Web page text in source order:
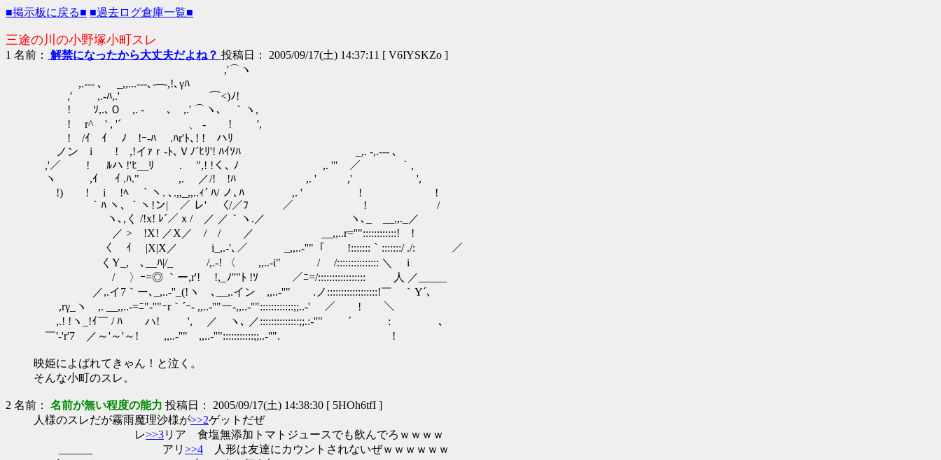
■掲示板に戻る■ ■過去ログ倉庫一覧■
三途の川の小野塚小町スレ
1 名前： 解禁になったから大丈夫だよね？ 投稿日： 2005/09/17(土) 14:37:11 [ V6IYSKZo ]
,'⌒ヽ
,.-‐- ､ _,,...-‐-､-─-,!､γﾊ
,' ,.-ﾊ,.' ⌒<)ﾉ!
! ｿ,.､Ｏ ,. - ､ ,.' ⌒ヽ､ ｀ヽ,
! r^ゝ' , '´ 、 - ! ',
! /ｲ ｲ ﾉ !ｰ-ﾊ .ﾊr'ﾄ､! ! ハﾘ
ノン i ! ,!イｧｒ‐ﾄ､Ｖﾉ´ﾋﾘ'! ﾊｲｿﾊ _,. -,.-‐- ､
,'／ ! ﾙハ !'ﾋ__ﾘ . ",! !く､ ﾉ ,. '" ／ ｀,
ヽ ,ｲ ｲ .ﾊ." ,. ／/! !ﾊ ,. ' ,' ',
!) ! i !ﾍ ｀ヽ. ､.,,_,,..ｨ´ ﾊ/ ノ､ﾊ ,. ' ! !
｀ﾊ ヽ､ ｀ヽ!ン| ／ レ' 〈/／ﾌ ／ ! /
ゝ ヽ､,く /!x! ﾚ´／ｘ/ ／ ／｀ヽ.／ ヽ､_ __,,._／
／ > !X! ／X／ / / ／ __,,..r=''"::::::::::::! !
〈 ｲ |X|X／ i_,.-'､／ _,,..-''"「 !:::::::｀:::::::/ ./: ／
くY_,ゝ､__ﾊ|/_ /,.-! 〈 ,,..-i" / /::::::::::::::: ＼ i
/ 〉ｰ=◎ ｀ー,r'! !,_ﾉ''"ﾄ !ｿ ／ﾆ=/::::::::::::::::: 人 ／_____
／,.イ7｀ー､_,..-''_(!ヽゝ､__,.イン ,,..-''" .ノ::::::::::::::::::!￣ ｀Y´､
,rγ_ヽ ,. __,,..-=ﾆ"-''"ｰr｀´ｰ- ,,..-''"ー-,,..-''"::::::::::::;;..-' ／ ! ＼
,.! !ヽ_!ｲ￣ / ﾊ ハ! ', ／ ヽ､ ／::::::::::::::;;.:-''" ´ : ､
￣'-'r'7 ／～'～'～! ,,..-''" ,,..-''":::::::::::;;..-''". !
映姫によばれてきゃん！と泣く。
そんな小町のスレ。
2 名前： 名前が無い程度の能力 投稿日： 2005/09/17(土) 14:38:30 [ 5HOh6tfI ]
人様のスレだが霧雨魔理沙様が>>2ゲットだぜ
レ>>3リア 食塩無添加トマトジュースでも飲んでろｗｗｗｗ
______ アリ >>4 人形は友達にカウントされないぜｗｗｗｗｗｗ